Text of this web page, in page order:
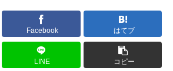
Facebook はてブ
LINE コピー